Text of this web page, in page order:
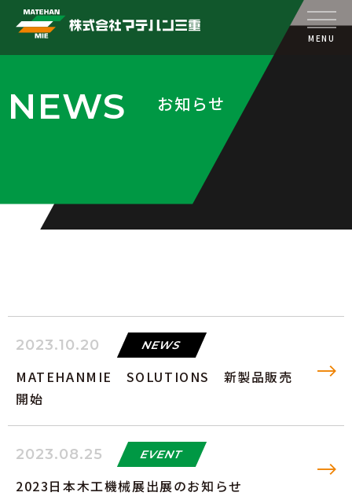
MENU
NEWS お知らせ
2023.10.20 NEWS
MATEHANMIE SOLUTIONS 新製品販売
開始
2023.08.25 EVENT
2023日本木工機械展出展のお知らせ